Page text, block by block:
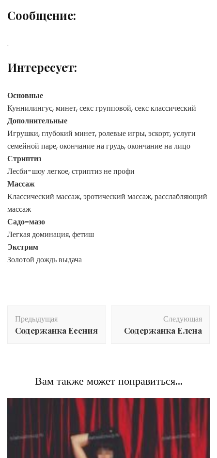
Сообщение:
.
Интересует:
Основные
Куннилингус, минет, секс групповой, секс классический
Дополнительные
Игрушки, глубокий минет, ролевые игры, эскорт, услуги
семейной паре, окончание на грудь, окончание на лицо
Стриптиз
Лесби-шоу легкое, стриптиз не профи
Массаж
Классический массаж, эротический массаж, расслабляющий
массаж
Садо-мазо
Легкая доминация, фетиш
Экстрим
Золотой дождь выдача
Navigation
Предыдущая
Содержанка Есения
Следующая
Содержанка Елена
Вам также может понравиться...